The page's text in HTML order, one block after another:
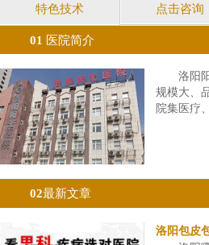
特色技术 点击咨询
01 医院简介
洛阳
规模大、
院集医疗
02最新文章
洛阳包皮